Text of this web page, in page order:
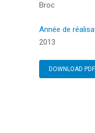
pour fermer
Broc
Année de
2013
DOWNLOAD PDF